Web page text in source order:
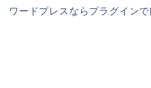
ワードプレスならプラグイン